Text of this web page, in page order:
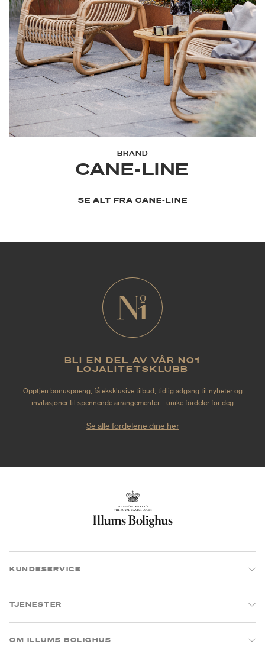
BRAND
CANE-LINE
SE ALT FRA CANE-LINE
BLI EN DEL AV VÅR NO1
LOJALITETSKLUBB
Opptjen bonuspoeng, få eksklusive tilbud, tidlig adgang til nyheter og
invitasjoner til spennende arrangementer - unike fordeler for deg
Se alle fordelene dine her
KUNDESERVICE
TJENESTER
OM ILLUMS BOLIGHUS